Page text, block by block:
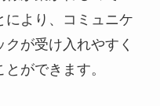
により、コミュニケ
が受け入れやすく
ができます。